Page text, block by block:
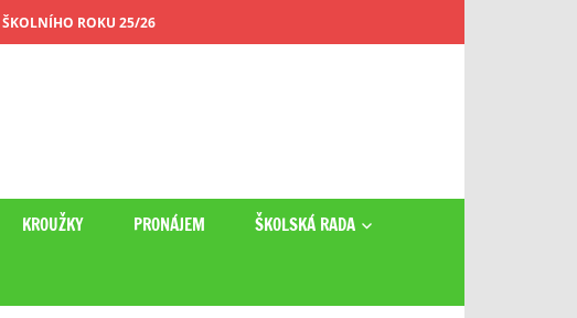
ROKU 25/26
KROUŽKY PRONÁJEM ŠKOLSKÁ RADA